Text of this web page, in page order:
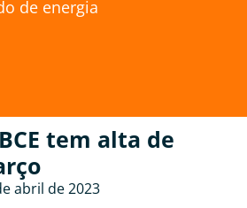
de energia
tem alta de
abril de 2023